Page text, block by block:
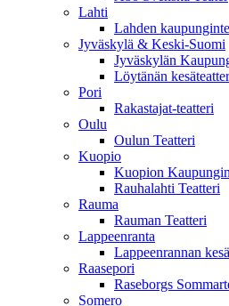
Lahti
Lahden
Jyväskylä & Keski-Suomi
Jyväskylän
Löytänän
Pori
Rakastajat-teatteri
Oulu
Oulun Teatteri
Kuopio
Kuopion
Rauhalahti Teatteri
Rauma
Rauman Teatteri
Lappeenranta
Lappeenrannan
Raasepori
Raseborgs
Somero